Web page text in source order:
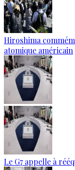
Hiroshima
atomique américain
Le G7 appelle à